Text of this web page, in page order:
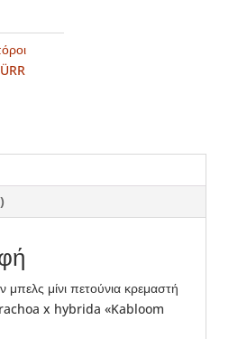
μπελς μίνι πετούνια κρεμαστή
x hybrida «Kabloom